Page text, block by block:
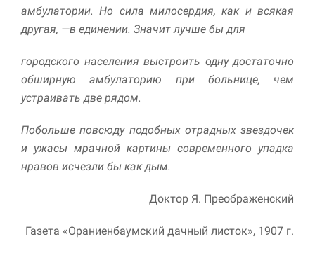
амбулатории. Но сила милосердия, как и всякая
другая, —в единении. Значит лучше бы для
городского населения выстроить одну достаточно
обширную амбулаторию при больнице, чем
устраивать две рядом.
Побольше повсюду подобных отрадных звездочек
и ужасы мрачной картины современного упадка
нравов исчезли бы как дым.
Доктор Я. Преображенский
Газета «Ораниенбаумский дачный листок», 1907 г.